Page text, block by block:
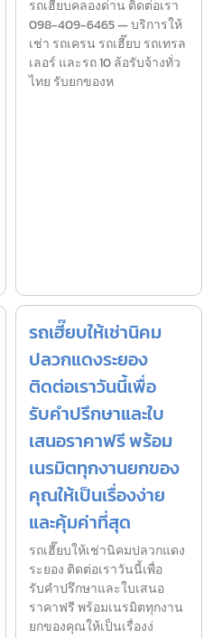
รถเฮี๊ยบคลองด่าน ติดต่อเรา
098-409-6465 — บริการให้
เช่า รถเครน รถเฮี๊ยบ รถเทรล
เลอร์ และรถ 10 ล้อรับจ้างทั่ว
ไทย รับยกของห
รถเฮี๊ยบให้เช่านิคม
ปลวกแดงระยอง
ติดต่อเราวันนี้เพื่อ
รับคำปรึกษาและใบ
เสนอราคาฟรี พร้อม
เนรมิตทุกงานยกของ
คุณให้เป็นเรื่องง่าย
และคุ้มค่าที่สุด
รถเฮี๊ยบให้เช่านิคมปลวกแดง
ระยอง ติดต่อเราวันนี้เพื่อ
รับคำปรึกษาและใบเสนอ
ราคาฟรี พร้อมเนรมิตทุกงาน
ยกของคุณให้เป็นเรื่องง่